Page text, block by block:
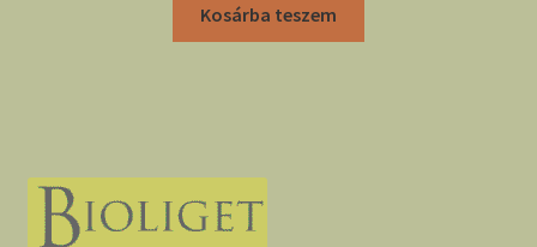
Kosárba teszem